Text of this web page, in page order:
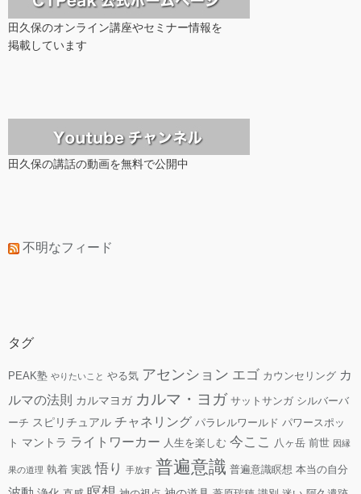
田久保のオンライン講座やセミナー情報を
掲載しています
田久保の講話の動画を無料で公開中
不明なフィード
タグ
PEAK塾 やりたいこと やる気 アセンション エゴ カウンセリング カ
ルマの法則 カルマヨガ カルマ・ヨガ サットサンガ シルバーバ
ーチ スピリチュアル チャネリング パラレルワールド パワースポッ
ト マントラ ライトワーカー 人生を楽しむ 今ここ 八ヶ岳 前世 因縁
果の道理 執着 実践 悟り 手放す 普遍意識 普遍意識瞑想 本当の自分